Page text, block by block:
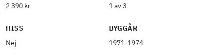
2 390 kr
1 av 3
HISS
Nej
BYGGÅR
1971-1974